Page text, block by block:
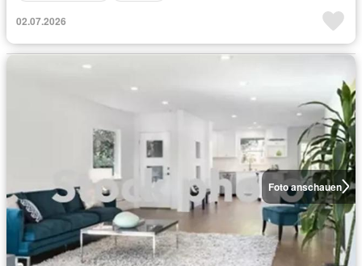
02.07.2026
Foto anschauen